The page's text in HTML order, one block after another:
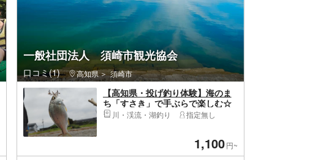
一般社団法人 須崎市観光協会
口コミ(1) 高知県 須崎市
【高知県・投げ釣り体験】海のま
ち「すさき」で手ぶらで楽しむ☆
釣った魚も美味しく食べれます！
川・渓流・湖釣り 指定無し
1,100円~